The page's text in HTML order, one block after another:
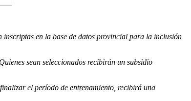
en la base de datos provincial para la inclusión
sean seleccionados recibirán un subsidio
el período de entrenamiento, recibirá una